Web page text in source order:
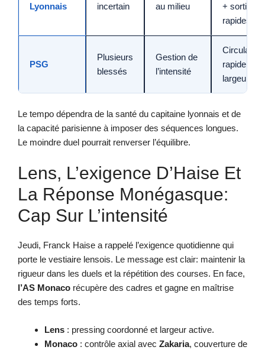
Lyonnais
incertain
au milieu
+ sorties
rapides
PSG
Plusieurs
blessés
Gestion de
l’intensité
Circulation
rapide +
largeur
Le tempo dépendra de la santé du capitaine lyonnais et de
la capacité parisienne à imposer des séquences longues.
Le moindre duel pourrait renverser l’équilibre.
Lens, L’exigence D’Haise Et
La Réponse Monégasque:
Cap Sur L’intensité
Jeudi, Franck Haise a rappelé l’exigence quotidienne qui
porte le vestiaire lensois. Le message est clair: maintenir la
rigueur dans les duels et la répétition des courses. En face,
l’AS Monaco récupère des cadres et gagne en maîtrise
des temps forts.
Lens : pressing coordonné et largeur active.
Monaco : contrôle axial avec Zakaria, couverture de